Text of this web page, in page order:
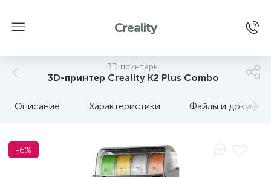
Creality
3D принтеры
3D-принтер Creality K2 Plus Combo
Описание Характеристики Файлы и
-6%